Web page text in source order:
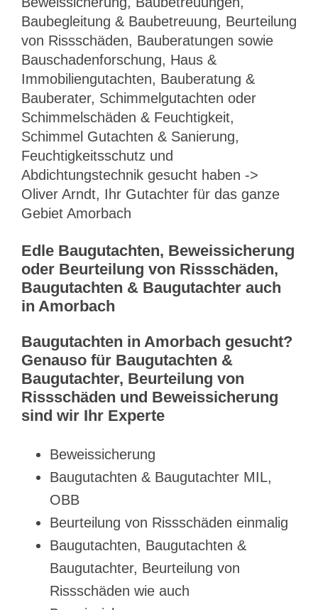
Baubegleitung & Baubetreuung, Beurteilung
von Rissschäden, Bauberatungen sowie
Bauschadenforschung, Haus &
Immobiliengutachten, Bauberatung &
Bauberater, Schimmelgutachten oder
Schimmelschäden & Feuchtigkeit,
Schimmel Gutachten & Sanierung,
Feuchtigkeitsschutz und
Abdichtungstechnik gesucht haben ->
Oliver Arndt, Ihr Gutachter für das ganze
Gebiet Amorbach
Edle Baugutachten, Beweissicherung
oder Beurteilung von Rissschäden,
Baugutachten & Baugutachter auch
in Amorbach
Baugutachten in Amorbach gesucht?
Genauso für Baugutachten &
Baugutachter, Beurteilung von
Rissschäden und Beweissicherung
sind wir Ihr Experte
Beweissicherung
Baugutachten & Baugutachter MIL,
OBB
Beurteilung von Rissschäden einmalig
Baugutachten, Baugutachten &
Baugutachter, Beurteilung von
Rissschäden wie auch